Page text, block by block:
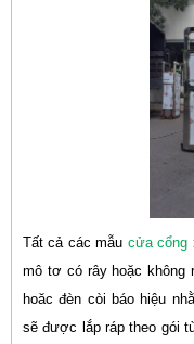
Tất cả các mẫu cửa cổng
mô tơ có rây hoặc không
hoăc đèn còi báo hiệu
sẽ được lắp ráp theo gói